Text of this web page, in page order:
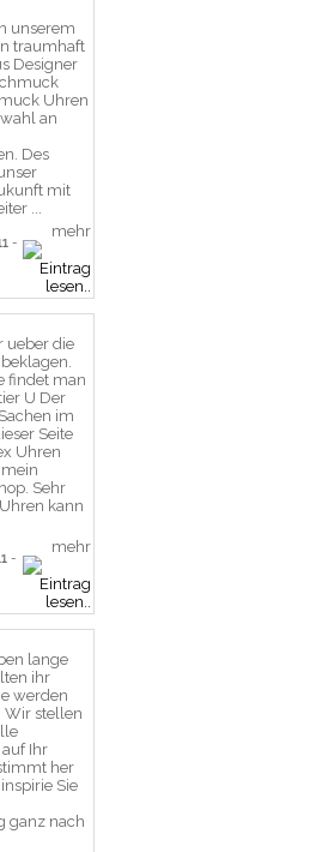
unserem
traumhaft
Designer
Uhren
an
Des
mit
...
-
mehr
ueber die
findet man
U Der
im
Seite
Uhren
mein
Sehr
kann
-
mehr
lange
ihr
werden
Wir stellen
Ihr
her
Sie
ganz nach